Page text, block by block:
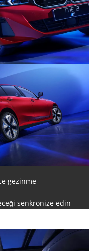
gezinme
senkronize edin